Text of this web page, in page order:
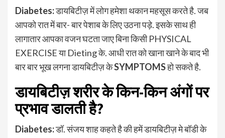
Diabetes:डायबिटीज़ में लोग हमेशा थकान महसूस करते है. जब
आपको रात में बार- बार पेशाब के लिए उठना पड़े. इसके साथ ही
लागातार आपका वजन घटता जाए बिना किसी PHYSICAL
EXERCISE या Dieting के. आधी रात को खाना खाने के बाद भी
बार बार भूख लगना डायबिटीज़ केSYMPTOMSहो सकते है.
डायबिटीज़ शरीर के किन-किन अंगों पर
प्रभाव डालती है?
Diabetes:डॉ. संजय शाह कहते है की हमें डायबिटीज़ मे बॉडी के